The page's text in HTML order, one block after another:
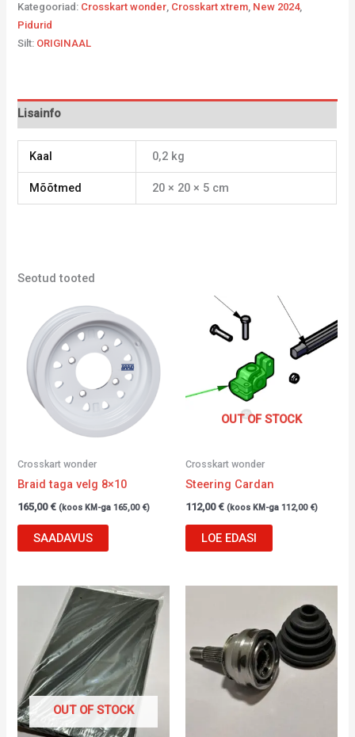
Kategooriad: Crosskart wonder, Crosskart xtrem, New 2024,
Pidurid
Silt: ORIGINAAL
Lisainfo
Kaal 0,2 kg
Mõõtmed 20 × 20 × 5 cm
Seotud tooted
Crosskart wonder
Braid taga velg 8×10
165,00€ (koos KM-ga165,00 €)
SAADAVUS
OUT OF STOCK
Crosskart wonder
Steering Cardan
112,00€ (koos KM-ga 112,00 €)
LOE EDASI
OUT OF STOCK